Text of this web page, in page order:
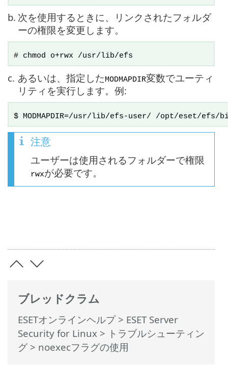
ブレッドクラム
ESETオンラインヘルプ> ESET Server
Security for Linux > トラブルシューティン
グ > noexecフラグの使用
b. 次を使用するときに、リンクされたフォルダ
ーの権限を変更します。
# chmod o+rwx /usr/lib/efs
c. あるいは、指定したMODMAPDIR変数でユーティ
リティを実行します。例:
$ MODMAPDIR=/usr/lib/efs-user/ /opt/eset/
注意
ユーザーは使用されるフォルダーで権限
rwxが必要です。